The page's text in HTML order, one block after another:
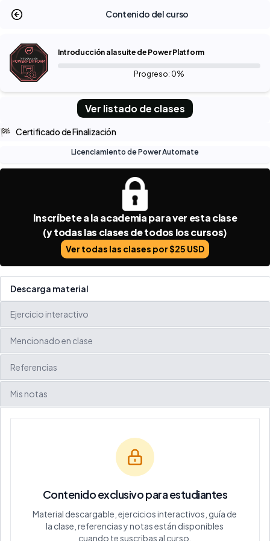
Contenido del curso
Introducción a la suite de Power Platform
Progreso: 0%
Ver listado de clases
🏁 Certificado de Finalización
Licenciamiento de Power Automate
Inscríbete a la academia para ver esta clase
(y todas las clases de todos los cursos)
Ver todas las clases por $25 USD
Descarga material
Ejercicio interactivo
Mencionado en clase
Referencias
Mis notas
Contenido exclusivo para estudiantes
Material descargable, ejercicios interactivos, guía de
la clase, referencias y notas están disponibles
cuando te suscribas al curso.